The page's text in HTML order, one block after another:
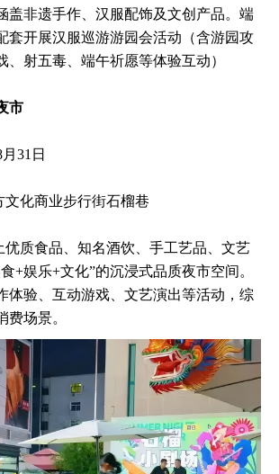
盖非遗手作、汉服配饰及文创产品。端
套开展汉服巡游游园会活动（含游园攻
、射五毒、端午祈愿等体验互动）
市
31日
文化商业步行街石榴巷
优质食品、知名酒饮、手工艺品、文艺
+娱乐+文化”的沉浸式品质夜市空间。
体验、互动游戏、文艺演出等活动，综
费场景。